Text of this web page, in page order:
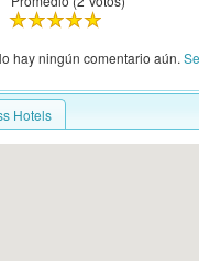
No hay ningún comentario aún.